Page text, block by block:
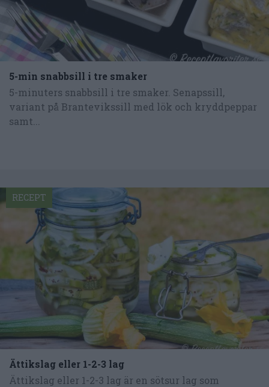
5-min snabbsill i tre smaker
5-minuters snabbsill i tre smaker. Senapssill,
variant på Brantevikssill med lök och kryddpeppar
samt...
Ättikslag eller 1-2-3 lag
Ättikslag eller 1-2-3 lag är en sötsur lag som
RECEPT